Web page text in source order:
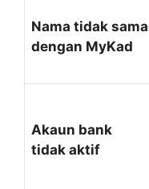
Nama tidak sama
dengan MyKad
Akaun bank
tidak aktif